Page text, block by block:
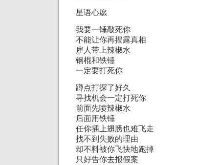
星语心愿
我要一锤敲死你
不能让你再揭露真相
雇人带上辣椒水
钢棍和铁锤
一定要打死你
蹲点打探了好久
寻找机会一定打死你
前面先喷辣椒水
后面用铁锤
任你插上翅膀也难飞走
找不到失败的理由
却不料被你飞快地跑掉
只好告你去报假案